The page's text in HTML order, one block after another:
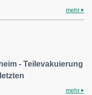
mehr
- Teilevakuierung
mehr